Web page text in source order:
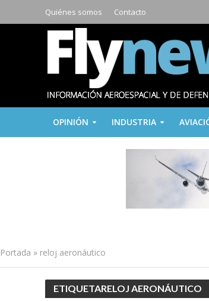
Quiénes somos Contacto
OPINIÓN INDUSTRIA
Portada » reloj aeronáutico
ETIQUETARELOJ AERONÁUTICO